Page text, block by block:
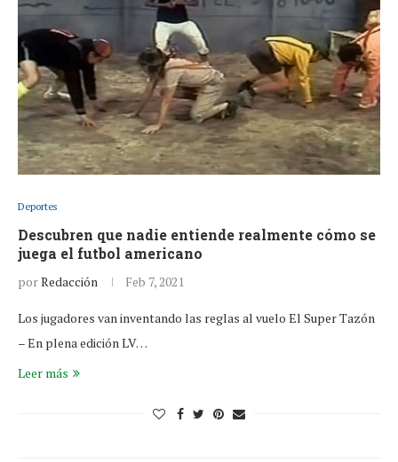
Deportes
Descubren que nadie entiende realmente cómo se
juega el futbol americano
porRedacción Feb 7, 2021
Los jugadores van inventando las reglas al vuelo El Super Tazón
– En plena edición LV…
Leer más